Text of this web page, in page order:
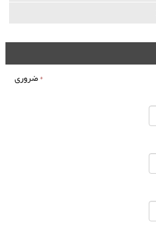
*ضروری